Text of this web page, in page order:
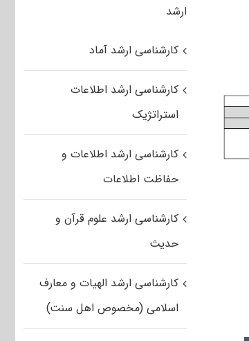
ارشد
کارشناسی ارشد آماد
کارشناسی ارشد اطلاعات
استراتژیک
کارشناسی ارشد اطلاعات و
حفاظت اطلاعات
کارشناسی ارشد علوم قرآن و
حدیث
کارشناسی ارشد الهیات و معارف
اسلامی (مخصوص اهل سنت)